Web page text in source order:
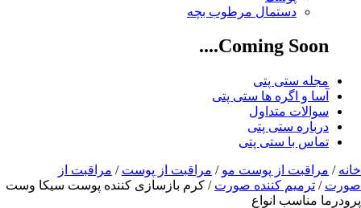
دستمال مرطوب بچه
Coming Soon....
مجله ستی پتی
آسا و اگره ها ستی پتی
سوالات متداول
درباره ستی پتی
تماس با ستی پتی
خانه / مراقبت از پوست مو / مراقبت از پوست / مراقبت از
صورت / ترمیم کننده صورت / کرم بازسازی کننده پوست سیکا وست
پرودرما مناسب انواع